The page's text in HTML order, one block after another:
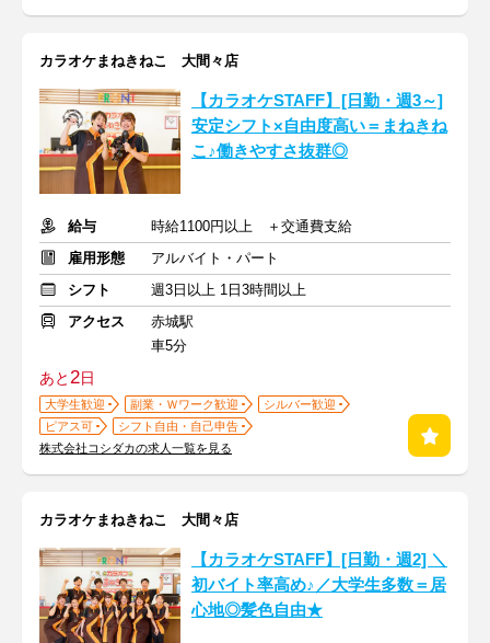
カラオケまねきねこ 大間々店
【カラオケSTAFF】[日勤・週3～]
安定シフト×自由度高い＝まねきね
こ♪働きやすさ抜群◎
給与
時給1100円以上 ＋交通費支給
雇用形態
アルバイト・パート
シフト
週3日以上 1日3時間以上
アクセス
赤城駅
車5分
あと2日
大学生歓迎 副業・Ｗワーク歓迎
シルバー歓迎
ピアス可
シフト自由・自己申告
株式会社コシダカの求人一覧を見る
カラオケまねきねこ 大間々店
【カラオケSTAFF】[日勤・週2] ＼
初バイト率高め♪／大学生多数＝居
心地◎髪色自由★